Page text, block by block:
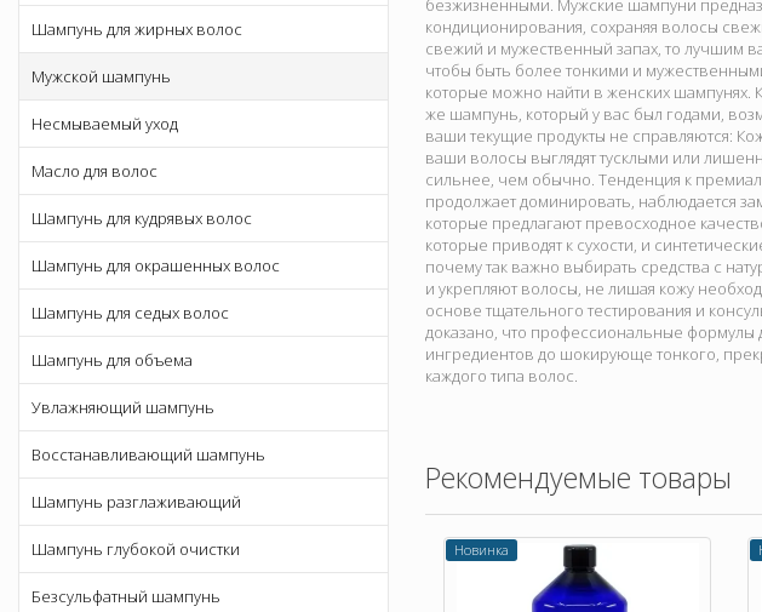
Шампунь для жирных волос
Мужской шампунь
Несмываемый уход
Масло для волос
Шампунь для кудрявых волос
Шампунь для окрашенных волос
Шампунь для седых волос
Шампунь для объема
Увлажняющий шампунь
Восстанавливающий шампунь
Шампунь разглаживающий
Шампунь глубокой очистки
Безсульфатный шампунь
безжизненными. Мужские шампуни
кондиционирования, сохраняя волосы
свежий и мужественный запах, то лучшим
чтобы быть более тонкими и
которые можно найти в женских шампунях.
же шампунь, который у вас был годами,
ваши текущие продукты не справляются:
ваши волосы выглядят тусклыми или
сильнее, чем обычно. Тенденция к
продолжает доминировать, наблюдается
которые предлагают превосходное
которые приводят к сухости, и
почему так важно выбирать средства с
и укрепляют волосы, не лишая кожу
основе тщательного тестирования и
доказано, что профессиональные формулы
ингредиентов до шокирующе тонкого,
каждого типа волос.
Рекомендуемые товары
Новинка